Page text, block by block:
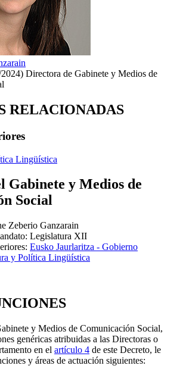
Directora de Gabinete y Medios de
RELACIONADAS
Lingüística
Gabinete y Medios de
Social
Zeberio Ganzarain
: Legislatura XII
: Eusko Jaurlaritza - Gobierno
y Política Lingüística
y Medios de Comunicación Social,
genéricas atribuidas a las Directoras o
en el artículo 4 de este Decreto, le
y áreas de actuación siguientes: